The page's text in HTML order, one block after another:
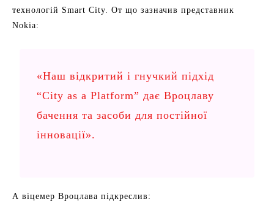
технологій Smart City. От що зазначив представник
Nokia:
«Наш відкритий і гнучкий підхід
“City as a Platform” дає Вроцлаву
бачення та засоби для постійної
інновації».
А віцемер Вроцлава підкреслив: